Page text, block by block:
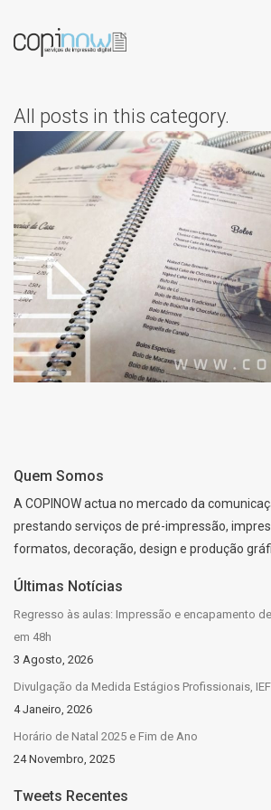
All posts in this category.
DO REINO –
Quem Somos
A COPINOW actua no mercado da
prestando serviços de pré-impressão,
formatos, decoração, design e produção
Últimas Notícias
Regresso às aulas: Impressão e encapamento
em 48h
3 Agosto, 2026
Divulgação da Medida Estágios Profissionais,
4 Janeiro, 2026
Horário de Natal 2025 e Fim de Ano
24 Novembro, 2025
Tweets Recentes